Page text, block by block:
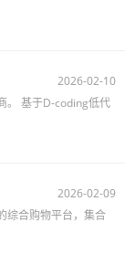
2026-02-10
。 基于D-coding低代
2026-02-09
综合购物平台，集合